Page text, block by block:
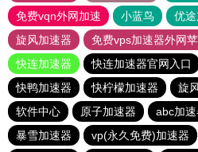
免费vqn外网加速
小蓝鸟 优
旋风加速器
免费vps加速器外网
快连加速器
快连加速器官网入口
快鸭加速器
快柠檬加速器 旋
软件中心
原子加速器 abc加速
暴雪加速器
vp(永久免费)加速器